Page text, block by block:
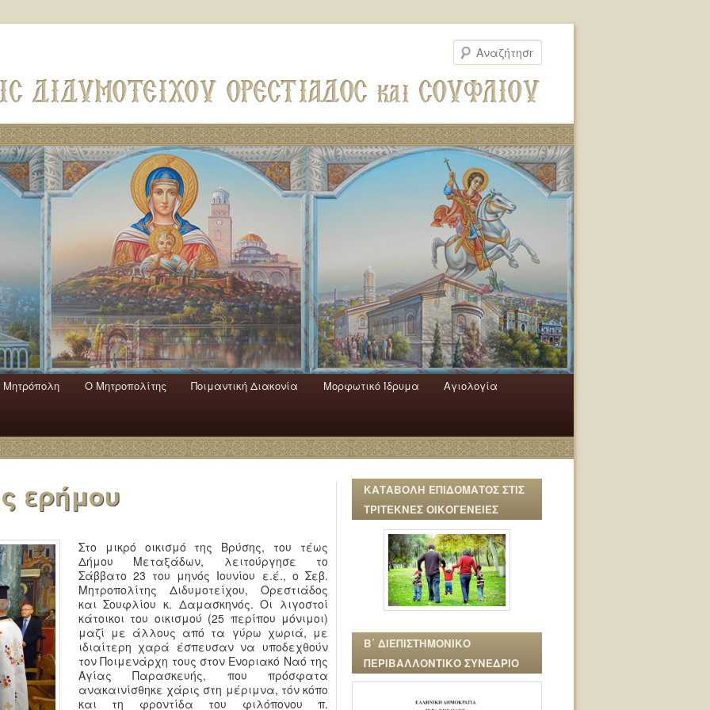
Mητρόπολη Ο Mητροπολίτης Ποιμαντική Διακονία Μορφωτικό Ίδρυμα Αγιολογία
ερήμου
Στο μικρό οικισμό της Βρύσης, του τέως
Δήμου Μεταξάδων, λειτούργησε το
Σάββατο 23 του μηνός Ιουνίου ε.έ., ο Σεβ.
Μητροπολίτης Διδυμοτείχου, Ορεστιάδος
και Σουφλίου κ. Δαμασκηνός. Οι λιγοστοί
κάτοικοι του οικισμού (25 περίπου μόνιμοι)
μαζί με άλλους από τα γύρω χωριά, με
ιδιαίτερη χαρά έσπευσαν να υποδεχθούν
τον Ποιμενάρχη τους στον Ενοριακό Ναό της
Αγίας Παρασκευής, που πρόσφατα
ανακαινίσθηκε χάρις στη μέριμνα, τόν κόπο
και τη φροντίδα του φιλόπονου π.
ΚΑΤΑΒΟΛΗ ΕΠΙΔΟΜΑΤΟΣ ΣΤΙΣ
ΤΡΙΤΕΚΝΕΣ ΟΙΚΟΓΕΝΕΙΕΣ
Β΄ ΔΙΕΠΙΣΤΗΜΟΝΙΚΟ
ΠΕΡΙΒΑΛΛΟΝΤΙΚΟ ΣΥΝΕΔΡΙΟ